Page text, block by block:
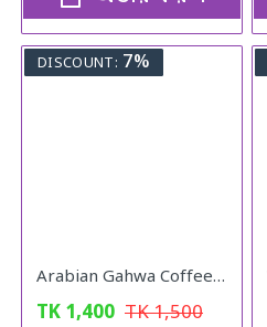
DISCOUNT: 7%
Arabian Gahwa Coffee – 200 GM. Jar
TK 1,400 TK1,500